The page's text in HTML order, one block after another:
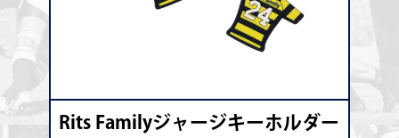
Rits Familyジャージキーホルダー